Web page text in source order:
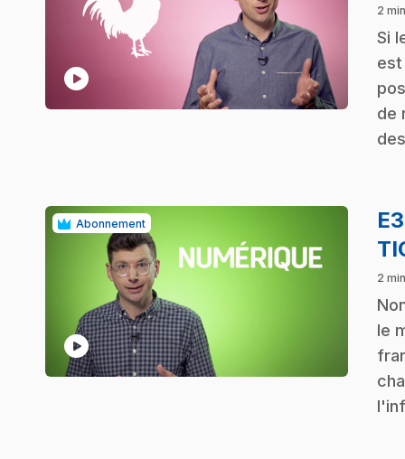
play_circle
2 min
.Si
est
de
Abonnement
play_circle
E3
2 min
.
le